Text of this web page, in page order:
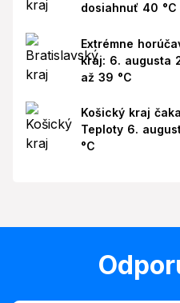
dosiahnuť 40 °C
Extrémne
kraj: 6. augusta
až 39 °C
Košický kraj
Teploty 6.
°C